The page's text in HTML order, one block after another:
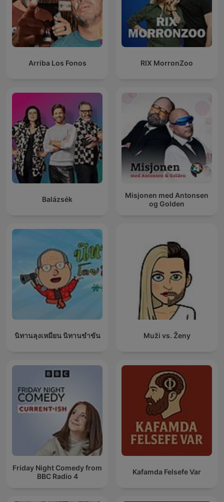
Arriba Los Fonos RIX MorronZoo
Balázsék
Misjonen med Antonsen
og Golden
นิทานลุงเหมียน นิทานขำขัน Muži vs. Ženy
Friday Night Comedy from
BBC Radio 4
Kafamda Felsefe Var